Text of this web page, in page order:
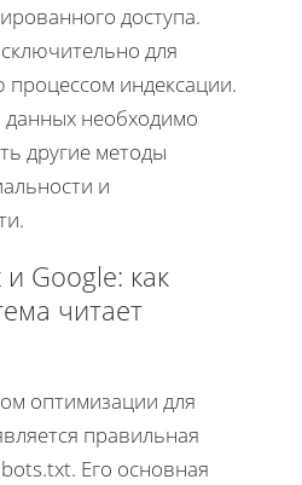
доступа.
для
индексации.
необходимо
другие методы
и
Google: как
читает
оптимизации для
правильная
Его основная